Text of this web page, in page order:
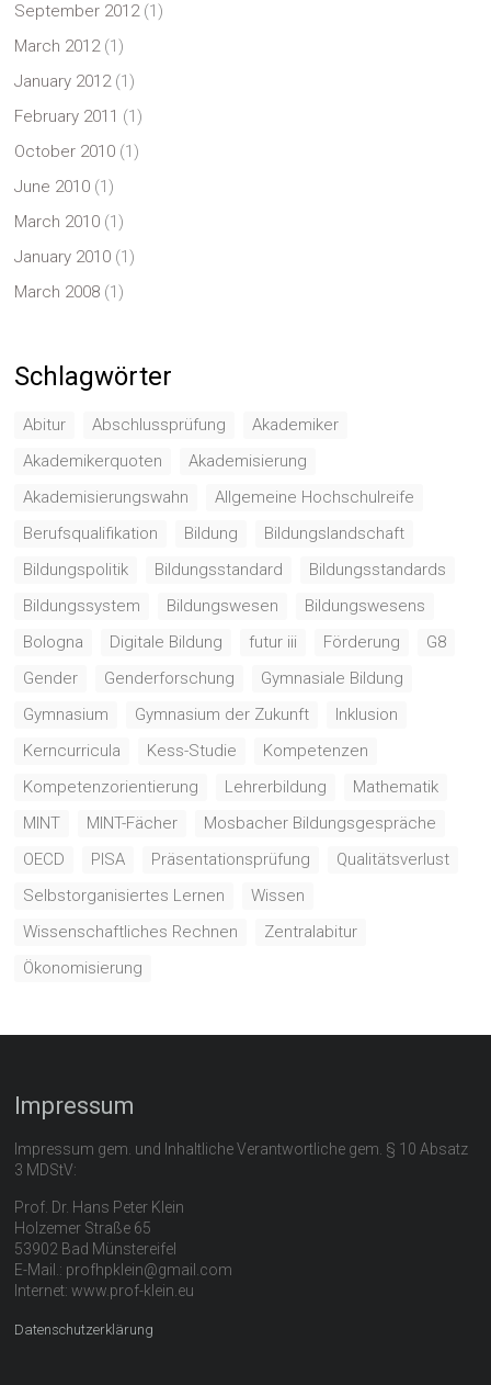
September 2012(1)
March 2012(1)
January 2012(1)
February 2011 (1)
October 2010 (1)
June 2010 (1)
March 2010 (1)
January 2010 (1)
March 2008 (1)
Schlagwörter
Abitur Abschlussprüfung
Akademiker
Akademikerquoten
Akademisierung
Akademisierungswahn
Allgemeine Hochschulreife
Berufsqualifikation
Bildung
Bildungslandschaft
Bildungspolitik
Bildungsstandard
Bildungsstandards
Bildungssystem
Bildungswesen
Bildungswesens
Bologna
Digitale Bildung futur iii Förderung
G8
Gender
Genderforschung
Gymnasiale Bildung
Gymnasium
Gymnasium der Zukunft
Inklusion
Kerncurricula
Kess-Studie
Kompetenzen
Kompetenzorientierung
Lehrerbildung
Mathematik
MINT
MINT-Fächer
Mosbacher Bildungsgespräche
OECD
PISA Präsentationsprüfung
Qualitätsverlust
Selbstorganisiertes Lernen
Wissen
Wissenschaftliches Rechnen
Zentralabitur
Ökonomisierung
Impressum
Impressum gem. und Inhaltliche Verantwortliche gem. § 10 Absatz
3 MDStV:
Prof. Dr. Hans Peter Klein
Holzemer Straße 65
53902 Bad Münstereifel
E-Mail.: profhpklein@gmail.com
Internet: www.prof-klein.eu
Datenschutzerklärung